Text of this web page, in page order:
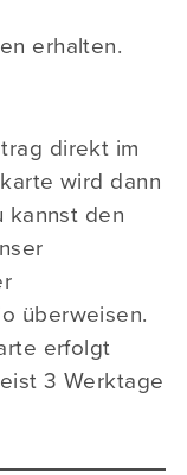
erhalten.
direkt im
wird dann
kannst den
überweisen.
erfolgt
3 Werktage